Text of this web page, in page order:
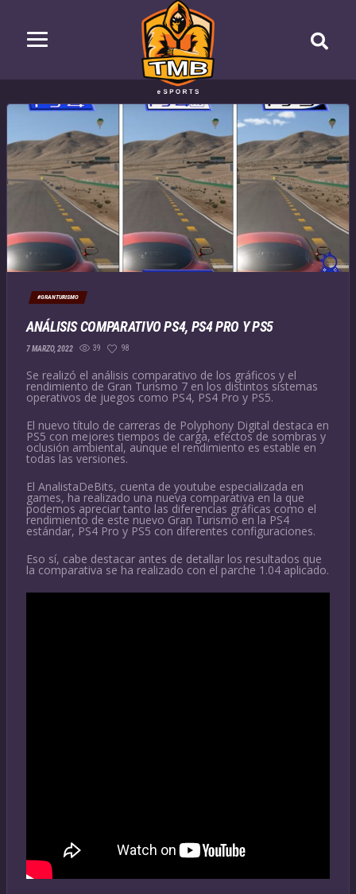
#GRANTURISMO
ANÁLISIS COMPARATIVO PS4, PS4 PRO Y PS5
7 MARZO, 2022 39 98
Se realizó el análisis comparativo de los gráficos y el
rendimiento de Gran Turismo 7 en los distintos sistemas
operativos de juegos como PS4, PS4 Pro y PS5.
El nuevo título de carreras de Polyphony Digital destaca en
PS5 con mejores tiempos de carga, efectos de sombras y
oclusión ambiental, aunque el rendimiento es estable en
todas las versiones.
El AnalistaDeBits, cuenta de youtube especializada en
games, ha realizado una nueva comparativa en la que
podemos apreciar tanto las diferencias gráficas como el
rendimiento de este nuevo Gran Turismo en la PS4
estándar, PS4 Pro y PS5 con diferentes configuraciones.
Eso sí, cabe destacar antes de detallar los resultados que
la comparativa se ha realizado con el parche 1.04 aplicado.